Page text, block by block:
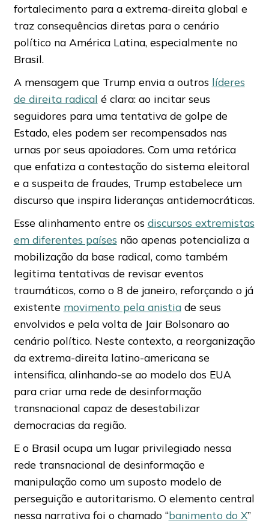
fortalecimento para a extrema-direita global e
traz consequências diretas para o cenário
político na América Latina, especialmente no
Brasil.
A mensagem que Trump envia a outros líderes
de direita radical é clara: ao incitar seus
seguidores para uma tentativa de golpe de
Estado, eles podem ser recompensados nas
urnas por seus apoiadores. Com uma retórica
que enfatiza a contestação do sistema eleitoral
e a suspeita de fraudes, Trump estabelece um
discurso que inspira lideranças antidemocráticas.
Esse alinhamento entre os discursos extremistas
em diferentes países não apenas potencializa a
mobilização da base radical, como também
legitima tentativas de revisar eventos
traumáticos, como o 8 de janeiro, reforçando o já
existente movimento pela anistiade seus
envolvidos e pela volta de Jair Bolsonaro ao
cenário político. Neste contexto, a reorganização
da extrema-direita latino-americana se
intensifica, alinhando-se ao modelo dos EUA
para criar uma rede de desinformação
transnacional capaz de desestabilizar
democracias da região.
E o Brasil ocupa um lugar privilegiado nessa
rede transnacional de desinformação e
manipulação como um suposto modelo de
perseguição e autoritarismo. O elemento central
nessa narrativa foi o chamado “banimento do X”